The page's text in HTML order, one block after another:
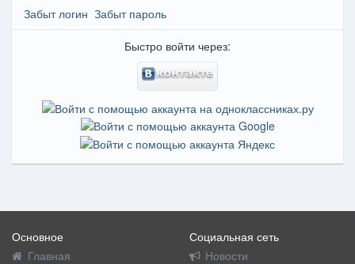
Забыт логин Забыт пароль
Быстро войти через:
Основное
Главная
Социальная сеть
Новости